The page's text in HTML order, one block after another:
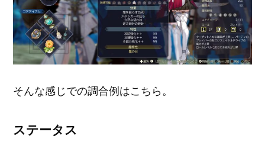
そんな感じでの調合例はこちら。
ステータス